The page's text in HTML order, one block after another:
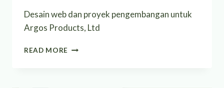
Desain web dan proyek pengembangan untuk
Argos Products, Ltd
READ MORE ARGOS